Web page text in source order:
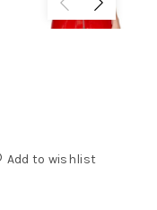
Add to wishlist